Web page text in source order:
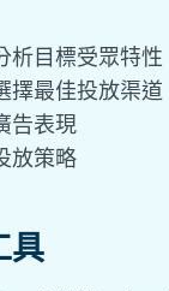
析目標受眾特性
擇最佳投放渠道
告表現
放策略
具